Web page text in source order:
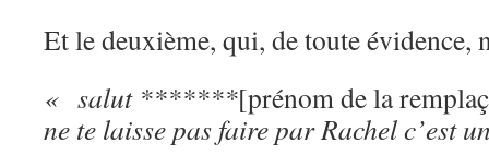
Et le deuxième, qui, de toute évidence,
« salut *******[prénom de la
ne te laisse pas faire par Rachel c’est